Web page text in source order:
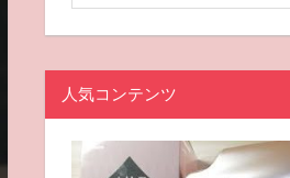
人気コンテンツ